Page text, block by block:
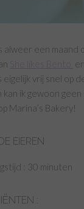
alweer een
eigelijk vrij snel op
kan ik gewoon
Marina’s Bakery!
EIEREN
: 30 minuten
: